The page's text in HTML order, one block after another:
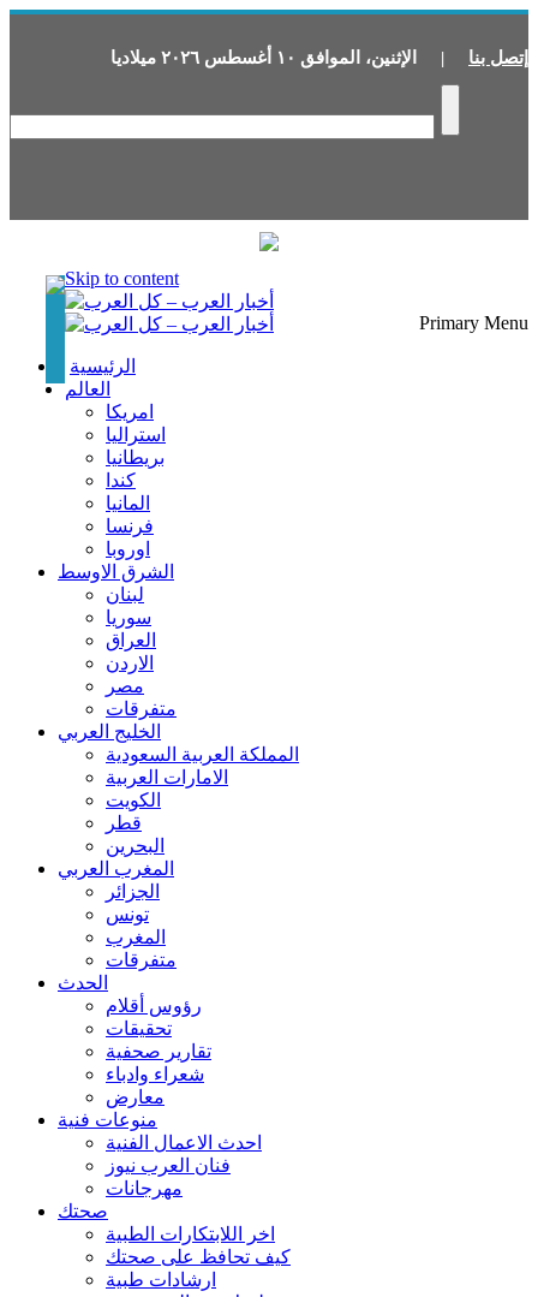
إتصل بنا | الإثنين، الموافق ١٠ أغسطس ٢٠٢٦ ميلاديا
Skip to content
Primary Menu
الرئيسية
العالم
امريكا
استراليا
بريطانيا
كندا
المانيا
فرنسا
اوروبا
الشرق الاوسط
لبنان
سوريا
العراق
الاردن
مصر
متفرقات
الخليج العربي
المملكة العربية السعودية
الامارات العربية
الكويت
قطر
البحرين
المغرب العربي
الجزائر
تونس
المغرب
متفرقات
الحدث
رؤوس أقلام
تحقيقات
تقارير صحفية
شعراء وادباء
معارض
منوعات فنية
احدث الاعمال الفنية
فنان العرب نيوز
مهرجانات
صحتك
اخر اللابتكارات الطبية
كيف تحافظ على صحتك
ارشادات طبية